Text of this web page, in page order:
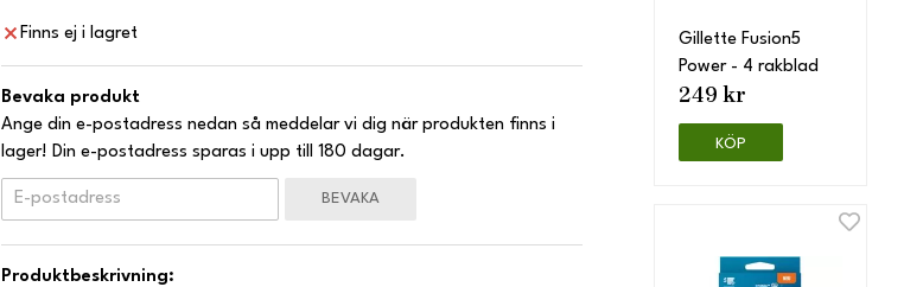
Finns ej i lagret
Bevaka produkt
Ange din e-postadress nedan så meddelar vi dig när produkten finns i
lager! Din e-postadress sparas i upp till 180 dagar.
BEVAKA
Produktbeskrivning:
Gillette Fusion5
Power - 4 rakblad
249 kr
KÖP